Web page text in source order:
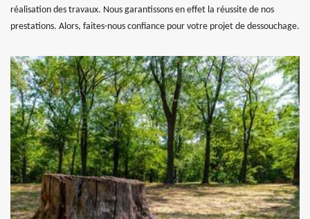
réalisation des travaux. Nous garantissons en effet la réussite de nos
prestations. Alors, faites-nous confiance pour votre projet de dessouchage.